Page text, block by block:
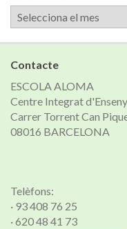
Arxiu
de
notícies
Contacte
ESCOLA ALOMA
Centre Integrat
Carrer Torrent Can
08016 BARCELONA
Telèfons:
· 93 408 76 25
· 620 48 41 73